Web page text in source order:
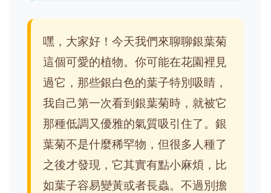
嘿，大家好！今天我們來聊聊銀葉菊
這個可愛的植物。你可能在花園裡見
過它，那些銀白色的葉子特別吸睛，
我自己第一次看到銀葉菊時，就被它
那種低調又優雅的氣質吸引住了。銀
葉菊不是什麼稀罕物，但很多人種了
之後才發現，它其實有點小麻煩，比
如葉子容易變黃或者長蟲。不過別擔